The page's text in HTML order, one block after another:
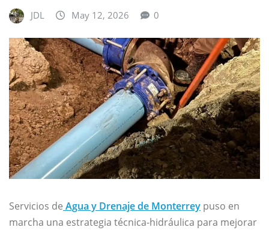
JDL May 12, 2026 0
Servicios de Agua y Drenaje de Monterrey puso en
marcha una estrategia técnica-hidráulica para mejorar